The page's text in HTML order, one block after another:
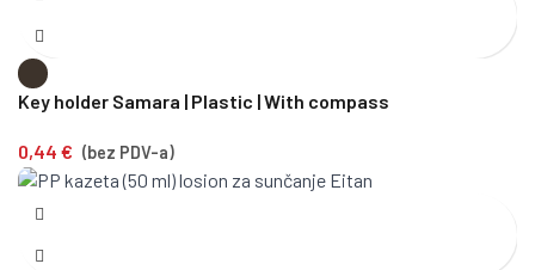
Key holder Samara | Plastic | With compass
0,44 € (bez PDV-a)